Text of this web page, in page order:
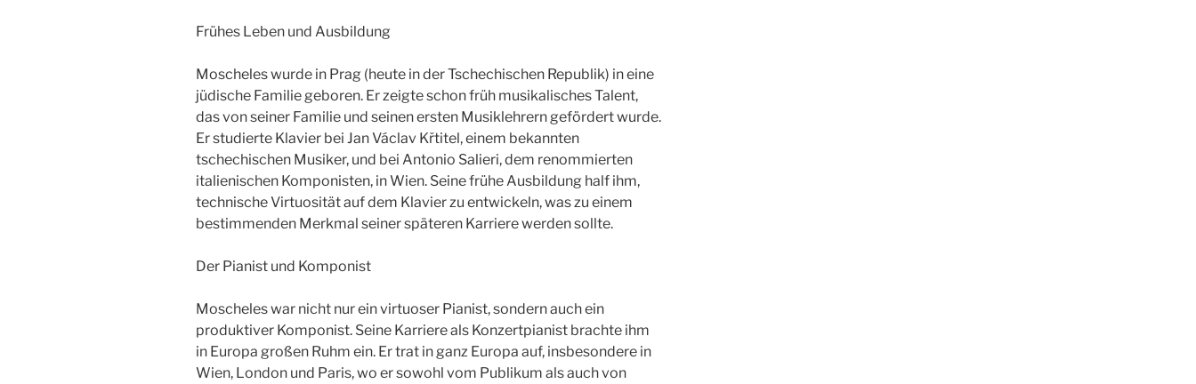
Frühes Leben und Ausbildung
Moscheles wurde in Prag (heute in der Tschechischen Republik) in eine
jüdische Familie geboren. Er zeigte schon früh musikalisches Talent,
das von seiner Familie und seinen ersten Musiklehrern gefördert wurde.
Er studierte Klavier bei Jan Václav Křtitel, einem bekannten
tschechischen Musiker, und bei Antonio Salieri, dem renommierten
italienischen Komponisten, in Wien. Seine frühe Ausbildung half ihm,
technische Virtuosität auf dem Klavier zu entwickeln, was zu einem
bestimmenden Merkmal seiner späteren Karriere werden sollte.
Der Pianist und Komponist
Moscheles war nicht nur ein virtuoser Pianist, sondern auch ein
produktiver Komponist. Seine Karriere als Konzertpianist brachte ihm
in Europa großen Ruhm ein. Er trat in ganz Europa auf, insbesondere in
Wien, London und Paris, wo er sowohl vom Publikum als auch von